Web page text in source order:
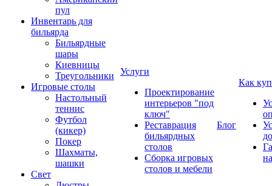
пул
Инвентарь для
бильярда
Бильярдные
шары
Киевницы
Треугольники
Игровые столы
Настольный
теннис
Футбол
(кикер)
Покер
Шахматы,
шашки
Свет
Услуги
Проектирование
интерьеров "под
ключ"
Реставрация
бильярдных
столов
Сборка игровых
столов и мебели
Блог
Как